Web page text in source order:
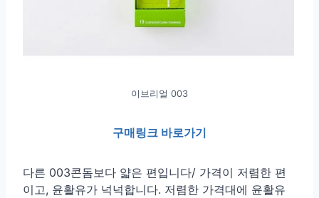
이브리얼 003
구매링크 바로가기
다른 003콘돔보다 얇은 편입니다/ 가격이 저렴한 편
이고, 윤활유가 넉넉합니다. 저렴한 가격대에 윤활유